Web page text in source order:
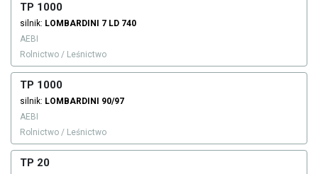
TP 1000
silnik: LOMBARDINI
7 LD 740
AEBI
Rolnictwo / Leśnictwo
TP 1000
silnik: LOMBARDINI
90/97
AEBI
Rolnictwo / Leśnictwo
TP 20